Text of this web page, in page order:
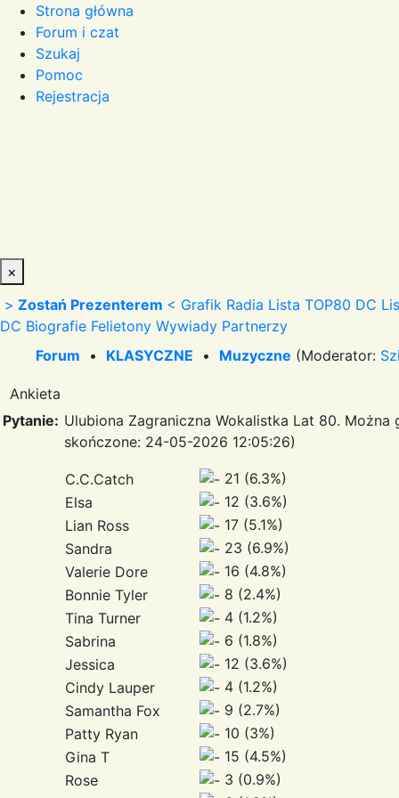
Strona główna
Forum i czat
Szukaj
Pomoc
Rejestracja
×
> Zostań Prezenterem < Grafik Radia Lista TOP80 DC
DC Biografie Felietony Wywiady Partnerzy
Forum • KLASYCZNE • Muzyczne (Moderator:
Ankieta
Pytanie: Ulubiona Zagraniczna Wokalistka Lat 80. Można
skończone: 24-05-2026 12:05:26)
C.C.Catch
21 (6.3%)
Elsa
12 (3.6%)
Lian Ross
17 (5.1%)
Sandra
23 (6.9%)
Valerie Dore
16 (4.8%)
Bonnie Tyler
8 (2.4%)
Tina Turner
4 (1.2%)
Sabrina
6 (1.8%)
Jessica
12 (3.6%)
Cindy Lauper
4 (1.2%)
Samantha Fox
9 (2.7%)
Patty Ryan
10 (3%)
Gina T
15 (4.5%)
Rose
3 (0.9%)